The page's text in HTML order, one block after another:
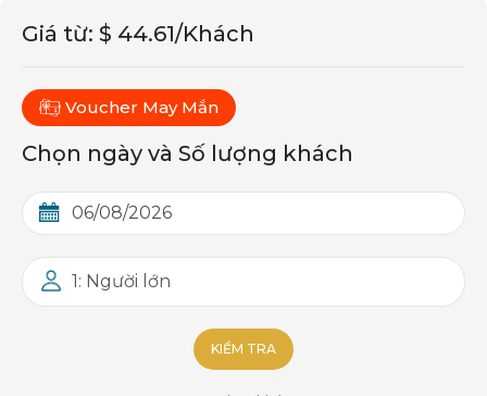
Giá từ: $ 44.61/Khách
Voucher May Mắn
Chọn ngày và Số lượng khách
1: Người lớn
KIỂM TRA